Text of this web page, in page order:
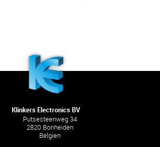
Klinkers Electronics BV
Putsesteenweg 34
2820 Bonheiden
Belgien